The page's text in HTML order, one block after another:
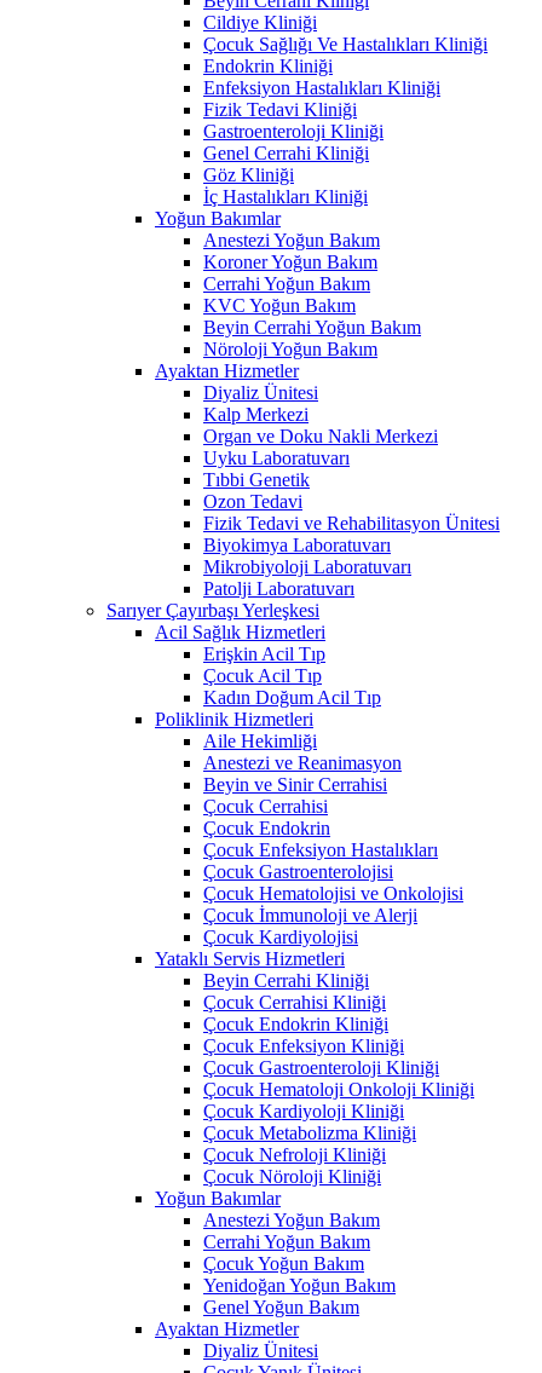
Cildiye Kliniği
Çocuk Sağlığı Ve Hastalıkları Kliniği
Endokrin Kliniği
Enfeksiyon Hastalıkları Kliniği
Fizik Tedavi Kliniği
Gastroenteroloji Kliniği
Genel Cerrahi Kliniği
Göz Kliniği
İç Hastalıkları Kliniği
Yoğun Bakımlar
Anestezi Yoğun Bakım
Koroner Yoğun Bakım
Cerrahi Yoğun Bakım
KVC Yoğun Bakım
Beyin Cerrahi Yoğun Bakım
Nöroloji Yoğun Bakım
Ayaktan Hizmetler
Diyaliz Ünitesi
Kalp Merkezi
Organ ve Doku Nakli Merkezi
Uyku Laboratuvarı
Tıbbi Genetik
Ozon Tedavi
Fizik Tedavi ve Rehabilitasyon Ünitesi
Biyokimya Laboratuvarı
Mikrobiyoloji Laboratuvarı
Patolji Laboratuvarı
Sarıyer Çayırbaşı Yerleşkesi
Acil Sağlık Hizmetleri
Erişkin Acil Tıp
Çocuk Acil Tıp
Kadın Doğum Acil Tıp
Poliklinik Hizmetleri
Aile Hekimliği
Anestezi ve Reanimasyon
Beyin ve Sinir Cerrahisi
Çocuk Cerrahisi
Çocuk Endokrin
Çocuk Enfeksiyon Hastalıkları
Çocuk Gastroenterolojisi
Çocuk Hematolojisi ve Onkolojisi
Çocuk İmmunoloji ve Alerji
Çocuk Kardiyolojisi
Yataklı Servis Hizmetleri
Beyin Cerrahi Kliniği
Çocuk Cerrahisi Kliniği
Çocuk Endokrin Kliniği
Çocuk Enfeksiyon Kliniği
Çocuk Gastroenteroloji Kliniği
Çocuk Hematoloji Onkoloji Kliniği
Çocuk Kardiyoloji Kliniği
Çocuk Metabolizma Kliniği
Çocuk Nefroloji Kliniği
Çocuk Nöroloji Kliniği
Yoğun Bakımlar
Anestezi Yoğun Bakım
Cerrahi Yoğun Bakım
Çocuk Yoğun Bakım
Yenidoğan Yoğun Bakım
Genel Yoğun Bakım
Ayaktan Hizmetler
Diyaliz Ünitesi